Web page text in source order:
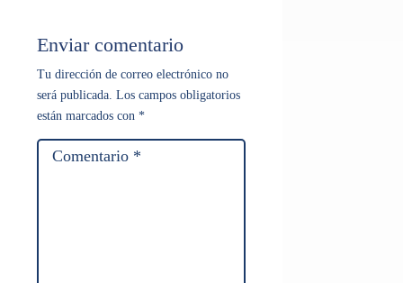
Enviar comentario
Tu dirección de correo electrónico no
será publicada. Los campos obligatorios
están marcados con *